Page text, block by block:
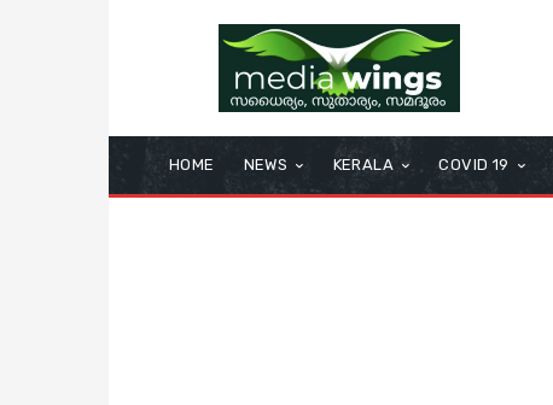
HOME NEWS KERALA COVID 19